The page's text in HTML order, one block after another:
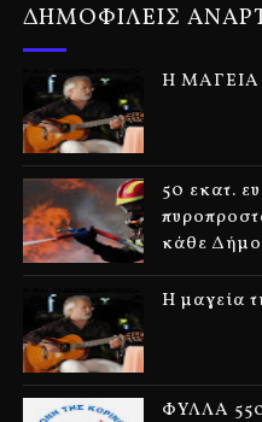
ΔΗΜΟΦΙΛΕΙΣ
Η ΜΑΓΕΙΑ
50 εκατ.
κάθε
Η μαγεία
ΦΥΛΛΑ